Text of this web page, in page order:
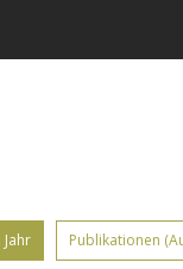
Jahr Publikationen